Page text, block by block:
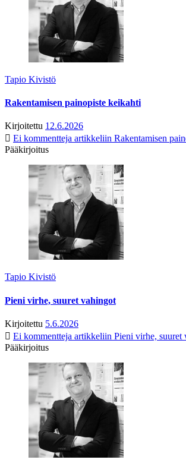
Tapio Kivistö
Rakentamisen painopiste keikahti
Kirjoitettu 12.6.2026
Ei kommentteja artikkeliin Rakentamisen
Pääkirjoitus
Tapio Kivistö
Pieni virhe, suuret vahingot
Kirjoitettu 5.6.2026
Ei kommentteja artikkeliin Pieni virhe, suuret
Pääkirjoitus